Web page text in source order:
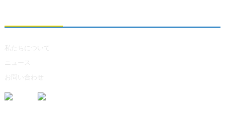
私たちについて
ニュース
お問い合わせ